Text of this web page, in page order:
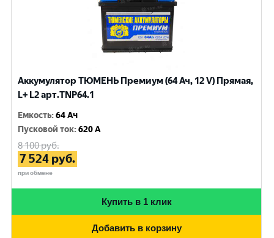
Аккумулятор ТЮМЕНЬ Премиум (64 Ач, 12 V) Прямая,
L+ L2 арт.TNP64.1
Емкость:64 Ач
Пусковой ток:620 A
8 100руб.
7 524 руб.
при обмене
Купить в 1 клик
Добавить в корзину